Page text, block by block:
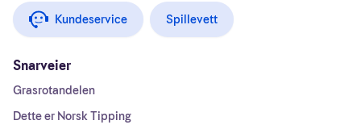
Kundeservice Spillevett
Snarveier
Grasrotandelen
Dette er Norsk Tipping